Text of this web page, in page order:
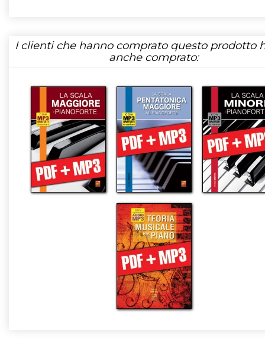
I clienti che hanno comprato questo prodotto
anche comprato: